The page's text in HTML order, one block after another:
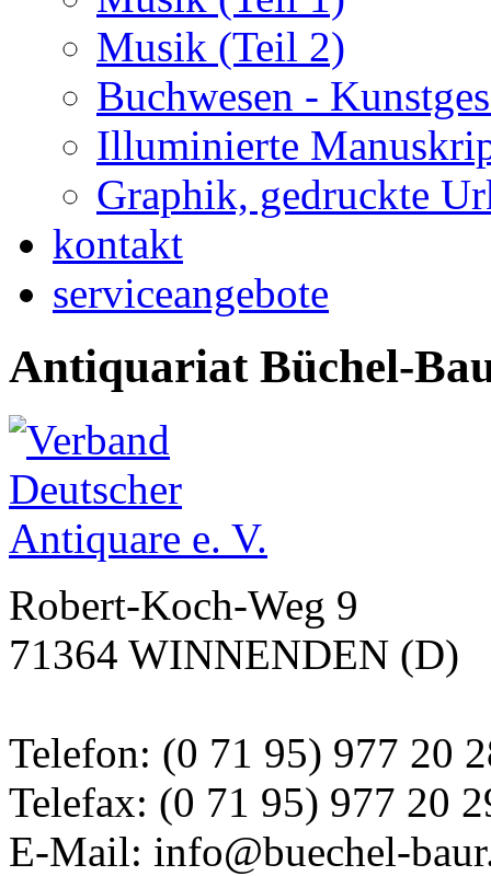
Musik (Teil 2)
Buchwesen -
Illuminierte
Graphik, gedruckte
kontakt
serviceangebote
Antiquariat Büchel-
Robert-Koch-Weg 9
71364 WINNENDEN (D)
Telefon: (0 71 95) 977 20
Telefax: (0 71 95) 977 20
E-Mail: info@buechel-